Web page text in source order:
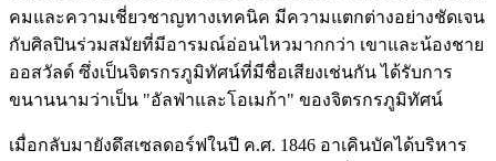
คมและความเชี่ยวชาญทางเทคนิค มีความแตกต่างอย่างชัดเจน
กับศิลปินร่วมสมัยที่มีอารมณ์อ่อนไหวมากกว่า เขาและน้องชาย
ออสวัลด์ ซึ่งเป็นจิตรกรภูมิทัศน์ที่มีชื่อเสียงเช่นกัน ได้รับการ
ขนานนามว่าเป็น "อัลฟ่าและโอเมก้า" ของจิตรกรภูมิทัศน์
เมื่อกลับมายังดึสเซลดอร์ฟในปี ค.ศ. 1846 อาเคินบัคได้บริหาร